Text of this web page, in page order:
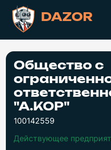
DAZOR
Общество с
"А.КОР"
100142559
Действующее